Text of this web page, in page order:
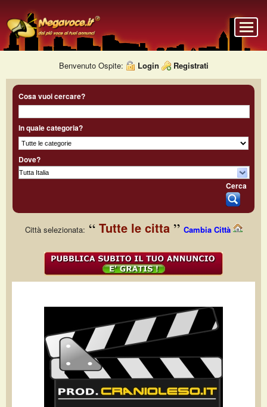
Benvenuto Ospite: Login Registrati
Cosa vuoi cercare?
In quale categoria?
Dove?
Cerca
Città selezionata: Tutte le citta Cambia Città